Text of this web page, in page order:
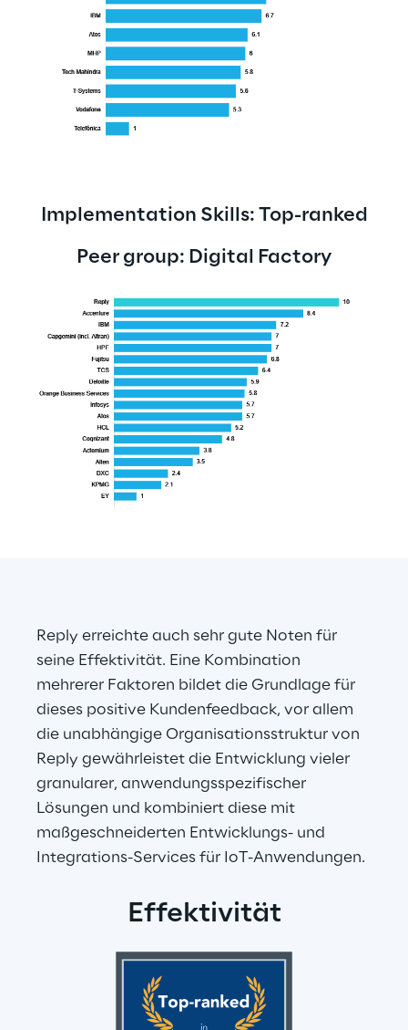
Implementation Skills: Top-ranked
Peer group: Digital Factory
Reply erreichte auch sehr gute Noten für
seine Effektivität. Eine Kombination
mehrerer Faktoren bildet die Grundlage für
dieses positive Kundenfeedback, vor allem
die unabhängige Organisationsstruktur von
Reply gewährleistet die Entwicklung vieler
granularer, anwendungsspezifischer
Lösungen und kombiniert diese mit
maßgeschneiderten Entwicklungs- und
Integrations-Services für IoT-Anwendungen.
Effektivität